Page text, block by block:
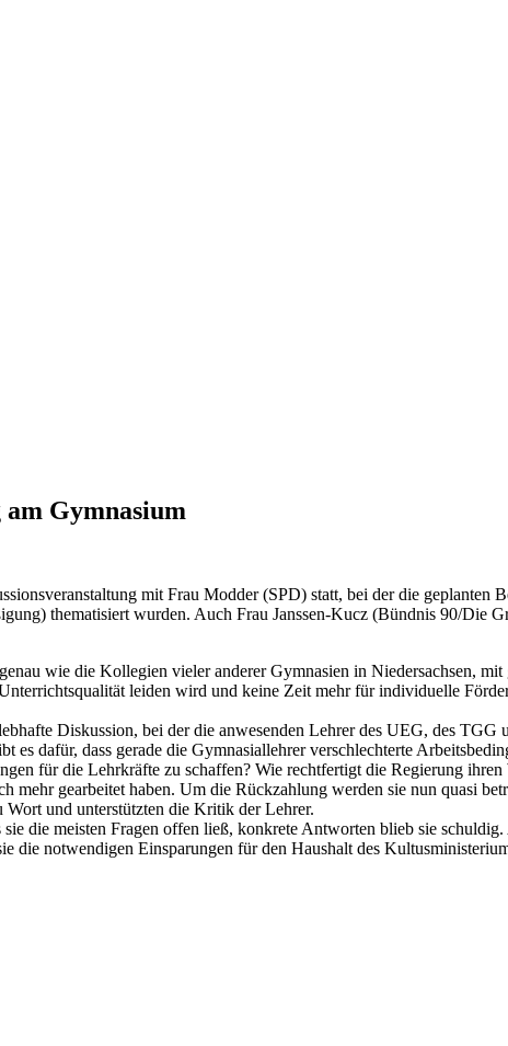
Gymnasium
mit Frau Modder (SPD) statt, bei der die geplanten
thematisiert wurden. Auch Frau Janssen-Kucz (Bündnis 90/Die
wie die Kollegien vieler anderer Gymnasien in Niedersachsen,
leiden wird und keine Zeit mehr für individuelle
Diskussion, bei der die anwesenden Lehrer des UEG, des TGG
dafür, dass gerade die Gymnasiallehrer verschlechterte
für die Lehrkräfte zu schaffen? Wie rechtfertigt die Regierung
mehr gearbeitet haben. Um die Rückzahlung werden sie nun quasi
und unterstützten die Kritik der Lehrer.
die meisten Fragen offen ließ, konkrete Antworten blieb sie
die notwendigen Einsparungen für den Haushalt des